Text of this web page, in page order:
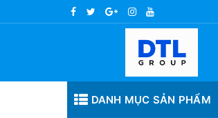
DANH MỤC SẢN PHẨM